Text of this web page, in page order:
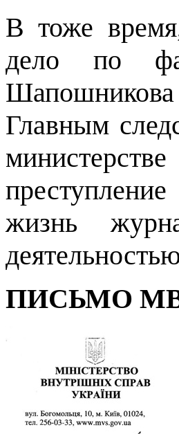
В тоже
дело по
Шапошникова
Главным
жизнь
ПИСЬМО